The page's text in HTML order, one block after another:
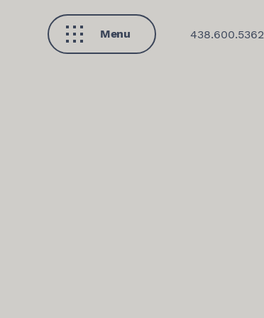
Menu
Fermer
438.600.5362